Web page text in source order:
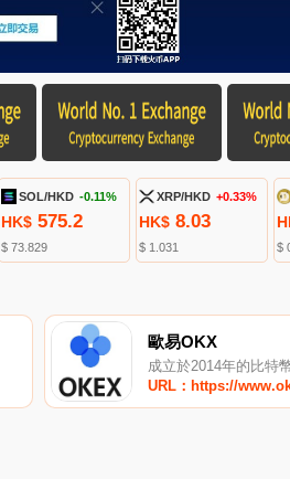
SOL/HKD -0.11%
HK$ 575.2
$ 73.829
XRP/HKD +0.33%
HK$ 8.03
$ 1.031 $
歐易OKX
成立於2014年的比特
URL：https://